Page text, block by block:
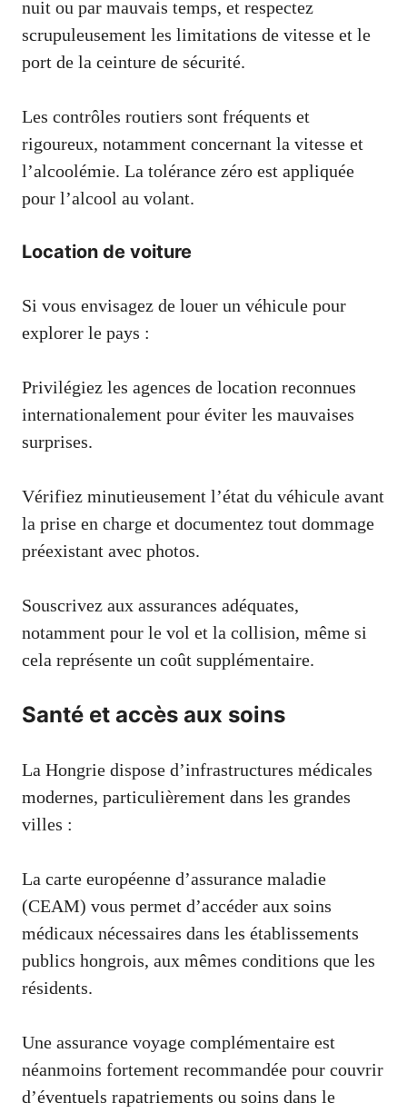
nuit ou par mauvais temps, et respectez
scrupuleusement les limitations de vitesse et le
port de la ceinture de sécurité.
Les contrôles routiers sont fréquents et
rigoureux, notamment concernant la vitesse et
l’alcoolémie. La tolérance zéro est appliquée
pour l’alcool au volant.
Location de voiture
Si vous envisagez de louer un véhicule pour
explorer le pays :
Privilégiez les agences de location reconnues
internationalement pour éviter les mauvaises
surprises.
Vérifiez minutieusement l’état du véhicule avant
la prise en charge et documentez tout dommage
préexistant avec photos.
Souscrivez aux assurances adéquates,
notamment pour le vol et la collision, même si
cela représente un coût supplémentaire.
Santé et accès aux soins
La Hongrie dispose d’infrastructures médicales
modernes, particulièrement dans les grandes
villes :
La carte européenne d’assurance maladie
(CEAM) vous permet d’accéder aux soins
médicaux nécessaires dans les établissements
publics hongrois, aux mêmes conditions que les
résidents.
Une assurance voyage complémentaire est
néanmoins fortement recommandée pour couvrir
d’éventuels rapatriements ou soins dans le